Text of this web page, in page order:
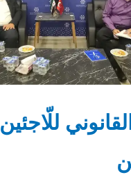
للّاجئين